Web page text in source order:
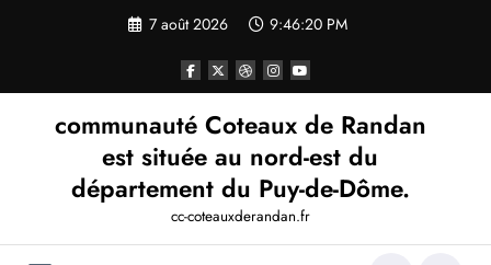
7 août 2026 9:46:20 PM
communauté Coteaux de Randan
est située au nord-est du
département du Puy-de-Dôme.
cc-coteauxderandan.fr